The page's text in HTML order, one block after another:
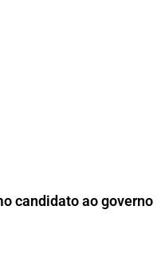
candidato ao governo